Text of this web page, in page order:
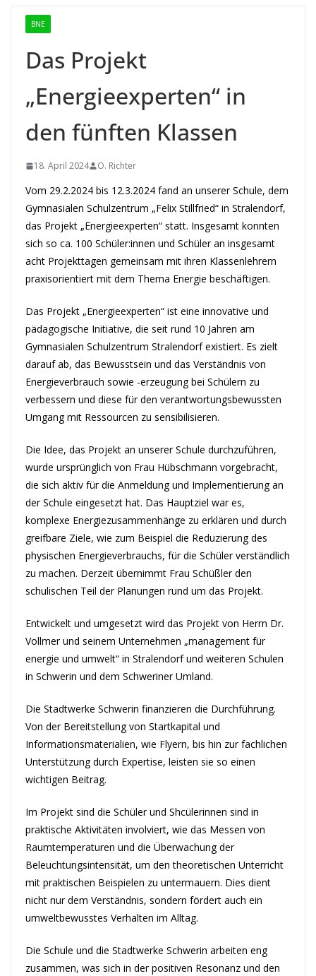
BNE
Das Projekt
„Energieexperten“ in
den fünften Klassen
18. April 2024 O. Richter
Vom 29.2.2024 bis 12.3.2024 fand an unserer Schule, dem
Gymnasialen Schulzentrum „Felix Stillfried“ in Stralendorf,
das Projekt „Energieexperten“ statt. Insgesamt konnten
sich so ca. 100 Schüler:innen und Schüler an insgesamt
acht Projekttagen gemeinsam mit ihren Klassenlehrern
praxisorientiert mit dem Thema Energie beschäftigen.
Das Projekt „Energieexperten“ ist eine innovative und
pädagogische Initiative, die seit rund 10 Jahren am
Gymnasialen Schulzentrum Stralendorf existiert. Es zielt
darauf ab, das Bewusstsein und das Verständnis von
Energieverbrauch sowie -erzeugung bei Schülern zu
verbessern und diese für den verantwortungsbewussten
Umgang mit Ressourcen zu sensibilisieren.
Die Idee, das Projekt an unserer Schule durchzuführen,
wurde ursprünglich von Frau Hübschmann vorgebracht,
die sich aktiv für die Anmeldung und Implementierung an
der Schule eingesetzt hat. Das Hauptziel war es,
komplexe Energiezusammenhänge zu erklären und durch
greifbare Ziele, wie zum Beispiel die Reduzierung des
physischen Energieverbrauchs, für die Schüler verständlich
zu machen. Derzeit übernimmt Frau Schüßler den
schulischen Teil der Planungen rund um das Projekt.
Entwickelt und umgesetzt wird das Projekt von Herrn Dr.
Vollmer und seinem Unternehmen „management für
energie und umwelt“ in Stralendorf und weiteren Schulen
in Schwerin und dem Schweriner Umland.
Die Stadtwerke Schwerin finanzieren die Durchführung.
Von der Bereitstellung von Startkapital und
Informationsmaterialien, wie Flyern, bis hin zur fachlichen
Unterstützung durch Expertise, leisten sie so einen
wichtigen Beitrag.
Im Projekt sind die Schüler und Shcülerinnen sind in
praktische Aktivitäten involviert, wie das Messen von
Raumtemperaturen und die Überwachung der
Beleuchtungsintensität, um den theoretischen Unterricht
mit praktischen Beispielen zu untermauern. Dies dient
nicht nur dem Verständnis, sondern fördert auch ein
umweltbewusstes Verhalten im Alltag.
Die Schule und die Stadtwerke Schwerin arbeiten eng
zusammen, was sich in der positiven Resonanz und den